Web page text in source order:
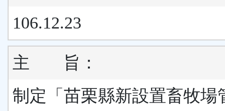
106.12.23
主
旨：
制定「苗栗縣新設置畜牧場